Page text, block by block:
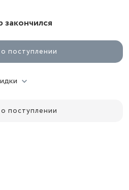
закончился
поступлении
поступлении